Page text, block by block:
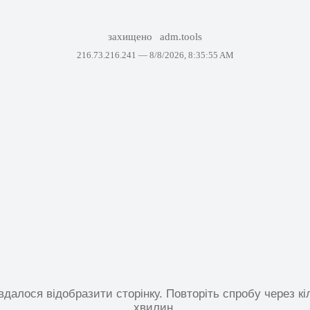
захищено adm.tools
216.73.216.241 — 8/8/2026, 8:35:55 AM
відобразити сторінку. Повторіть спробу через